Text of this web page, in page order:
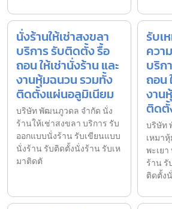
นั่งร้านให้เช่าสงขลา
บริการ รับติดตั้ง รื้อ
ถอน ให้เช่านั่งร้าน และ
งานหุ้มฉนวน รวมทั้ง
ติดตั้งแผ่นอลูมิเนียม
บริษัท พัฒนภูวดล จำกัด นั่ง
ร้านให้เช่าสงขลา บริการ รับ
ออกแบบนั่งร้าน รับเขียนแบบ
นั่งร้าน รับติดตั้งนั่งร้าน รับเห
มาติดตั
รับเ
ควา
บริก
ถอน
งาน
ติดตั้
บริษัท
เหมา
พะเย
ร้าน รั
ติดตั้ง